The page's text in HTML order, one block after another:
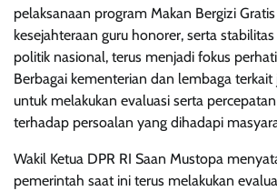
pelaksanaan program Makan Bergizi
kesejahteraan guru honorer, serta
politik nasional, terus menjadi fokus
Berbagai kementerian dan lembaga
untuk melakukan evaluasi serta
terhadap persoalan yang dihadapi
Wakil Ketua DPR RI Saan Mustopa
pemerintah saat ini terus melakukan